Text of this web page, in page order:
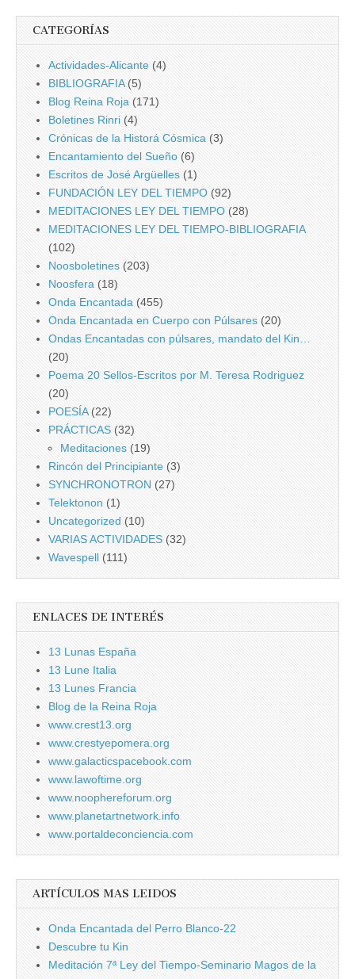
CATEGORÍAS
Actividades-Alicante (4)
BIBLIOGRAFIA(5)
Blog Reina Roja (171)
Boletines Rinri (4)
Crónicas de la Historá Cósmica (3)
Encantamiento del Sueño (6)
Escritos de José Argüelles (1)
FUNDACIÓN LEY DEL TIEMPO (92)
MEDITACIONES LEY DEL TIEMPO (28)
MEDITACIONES LEY DEL TIEMPO-BIBLIOGRAFIA
(102)
Noosboletines (203)
Noosfera (18)
Onda Encantada (455)
Onda Encantada en Cuerpo con Púlsares (20)
Ondas Encantadas con púlsares, mandato del Kin…
(20)
Poema 20 Sellos-Escritos por M. Teresa Rodriguez
(20)
POESÍA(22)
PRÁCTICAS (32)
Meditaciones (19)
Rincón del Principiante (3)
SYNCHRONOTRON (27)
Telektonon (1)
Uncategorized (10)
VARIAS ACTIVIDADES (32)
Wavespell (111)
ENLACES DE INTERÉS
13 Lunas España
13 Lune Italia
13 Lunes Francia
Blog de la Reina Roja
www.crest13.org
www.crestyepomera.org
www.galacticspacebook.com
www.lawoftime.org
www.noophereforum.org
www.planetartnetwork.info
www.portaldeconciencia.com
ARTÍCULOS MAS LEIDOS
Onda Encantada del Perro Blanco-22
Descubre tu Kin
Meditación 7ª Ley del Tiempo-Seminario Magos de la